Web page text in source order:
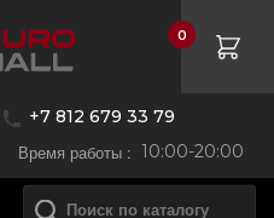
+7 812 679 33 79
Время работы : 10:00-20:00
0